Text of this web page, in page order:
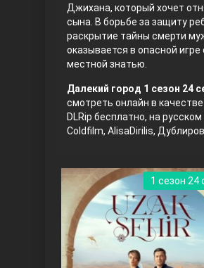
Правосyдие
Джихана, который хочет
сына. В борьбе за защиту
раскрытие тайны смерти
оказывается в опасной игре
местной знатью.
Далекий город 1 сезон 24
смотреть онлайн в качестве
DLRip бесплатно, на русском
Coldfilm, AlisaDirilis,
1 сезон 24